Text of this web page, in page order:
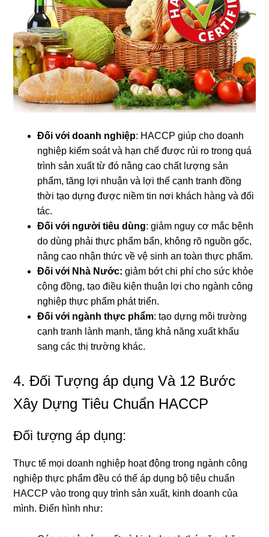
Đối với doanh nghiệp: HACCP giúp cho doanh
nghiệp kiểm soát và hạn chế được rủi ro trong quá
trình sản xuất từ đó nâng cao chất lượng sản
phẩm, tăng lợi nhuận và lợi thế cạnh tranh đồng
thời tạo dựng được niềm tin nơi khách hàng và đối
tác.
Đối với người tiêu dùng: giảm nguy cơ mắc bệnh
do dùng phải thực phẩm bẩn, không rõ nguồn gốc,
nâng cao nhận thức về vệ sinh an toàn thực phẩm.
Đối với Nhà Nước: giảm bớt chi phí cho sức khỏe
cộng đồng, tạo điều kiện thuận lợi cho ngành công
nghiệp thực phẩm phát triển.
Đối với ngành thực phẩm: tạo dựng môi trường
cạnh tranh lành mạnh, tăng khả năng xuất khẩu
sang các thị trường khác.
4. Đối Tượng áp dụng Và 12 Bước
Xây Dựng Tiêu Chuẩn HACCP
Đối tượng áp dụng:
Thực tế mọi doanh nghiệp hoạt động trong ngành công
nghiệp thực phẩm đều có thể áp dụng bộ tiêu chuẩn
HACCP vào trong quy trình sản xuất, kinh doanh của
mình. Điển hình như: